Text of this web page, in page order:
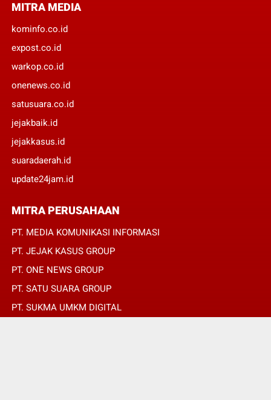
MITRA MEDIA
kominfo.co.id
expost.co.id
warkop.co.id
onenews.co.id
satusuara.co.id
jejakbaik.id
jejakkasus.id
suaradaerah.id
update24jam.id
MITRA PERUSAHAAN
PT. MEDIA KOMUNIKASI INFORMASI
PT. JEJAK KASUS GROUP
PT. ONE NEWS GROUP
PT. SATU SUARA GROUP
PT. SUKMA UMKM DIGITAL